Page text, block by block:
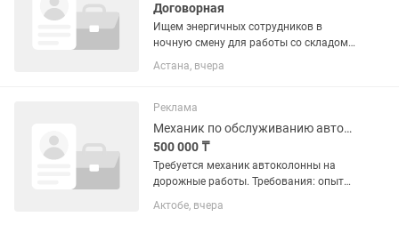
Договорная
Ищем энергичных сотрудников в
ночную смену для работы со складом
овощей и фруктов. 📦 Что нужно
делать: — Собирать заказы по списку —
Астана, вчера
Реклама
Механик по обслуживанию автопарка
500 000 ₸
Требуется механик автоколонны на
дорожные работы. Требования: опыт
техники (дорожная, спецтехника,
Актобе, вчера